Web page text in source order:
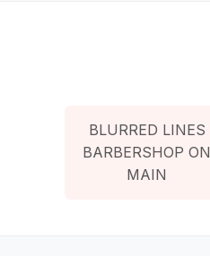
BLURRED LINES
BARBERSHOP ON
MAIN